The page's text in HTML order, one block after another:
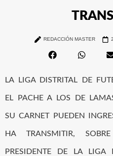
REDACCIÓN MASTER
LA LIGA DISTRITAL DE
EL PACHE A LOS DE
SU CARNET PUEDEN
HA TRANSMITIR,
PRESIDENTE DE LA LIGA